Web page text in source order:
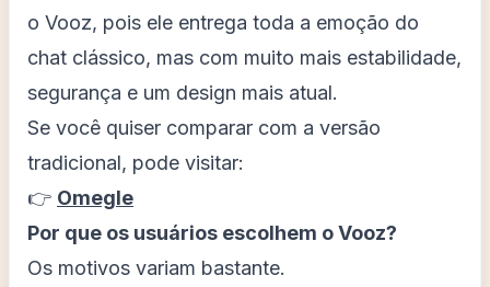
o Vooz, pois ele entrega toda a emoção do
chat clássico, mas com muito mais estabilidade,
segurança e um design mais atual.
Se você quiser comparar com a versão
tradicional, pode visitar:
👉 Omegle
Por que os usuários escolhem o Vooz?
Os motivos variam bastante.